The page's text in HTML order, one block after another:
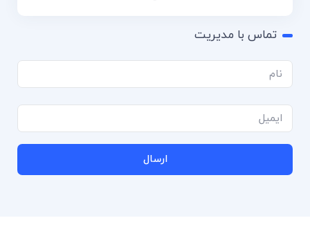
تماس با مدیریت
ارسال